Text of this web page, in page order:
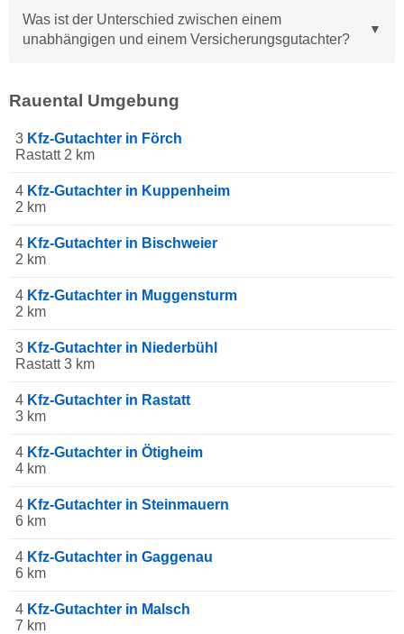
Was ist der Unterschied zwischen einem
unabhängigen und einem Versicherungsgutachter?
Rauental Umgebung
3 Kfz-Gutachter in Förch
Rastatt 2 km
4 Kfz-Gutachter in Kuppenheim
2 km
4 Kfz-Gutachter in Bischweier
2 km
4 Kfz-Gutachter in Muggensturm
2 km
3 Kfz-Gutachter in Niederbühl
Rastatt 3 km
4 Kfz-Gutachter in Rastatt
3 km
4 Kfz-Gutachter in Ötigheim
4 km
4 Kfz-Gutachter in Steinmauern
6 km
4 Kfz-Gutachter in Gaggenau
6 km
4 Kfz-Gutachter in Malsch
7 km